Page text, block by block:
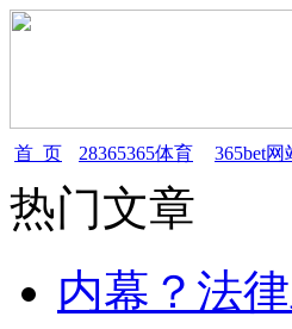
首 页 28365365体育 365bet网
热门文章
内幕？法